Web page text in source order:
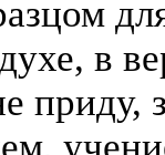
в
приду,